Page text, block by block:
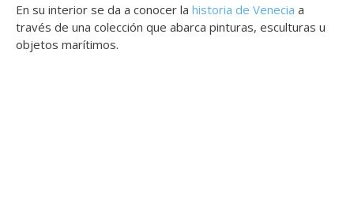
En su interior se da a conocer la historia de Venecia a
través de una colección que abarca pinturas, esculturas u
objetos marítimos.